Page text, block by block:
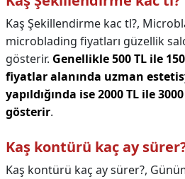
Kaş Şekillendirme kac tl?,
microblading fiyatları güzellik
gösterir. Genellikle 500 TL ile
fiyatlar alanında uzman
yapıldığında ise 2000 TL ile
gösterir.
Kaş kontürü kaç ay
Kaş kontürü kaç ay sürer?,